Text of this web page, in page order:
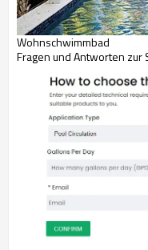
Wohnschwimmbad
Fragen und Antworten zur